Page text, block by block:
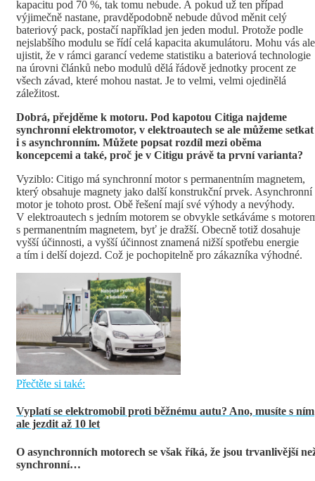
kapacitu pod 70 %, tak tomu nebude. A pokud už ten případ
výjimečně nastane, pravděpodobně nebude důvod měnit celý
bateriový pack, postačí například jen jeden modul. Protože podle
nejslabšího modulu se řídí celá kapacita akumulátoru. Mohu vás ale
ujistit, že v rámci garancí vedeme statistiku a bateriová technologie
na úrovni článků nebo modulů dělá řádově jednotky procent ze
všech závad, které mohou nastat. Je to velmi, velmi ojedinělá
záležitost.
Dobrá, přejděme k motoru. Pod kapotou Citiga najdeme
synchronní elektromotor, v elektroautech se ale můžeme setkat
i s asynchronním. Můžete popsat rozdíl mezi oběma
koncepcemi a také, proč je v Citigu právě ta první varianta?
Vyziblo: Citigo má synchronní motor s permanentním magnetem,
který obsahuje magnety jako další konstrukční prvek. Asynchronní
motor je tohoto prost. Obě řešení mají své výhody a nevýhody.
V elektroautech s jedním motorem se obvykle setkáváme s
s permanentním magnetem, byť je dražší. Obecně totiž dosahuje
vyšší účinnosti, a vyšší účinnost znamená nižší spotřebu energie
a tím i delší dojezd. Což je pochopitelně pro zákazníka výhodné.
Přečtěte si také:
Vyplatí se elektromobil proti běžnému autu? Ano, musíte s ním
ale jezdit až 10 let
O asynchronních motorech se však říká, že jsou trvanlivější
synchronní…